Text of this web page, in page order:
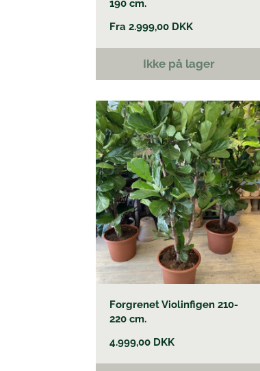
190 cm.
Fra 2.999,00 DKK
Ikke på lager
Forgrenet Violinfigen 210-
220 cm.
4.999,00 DKK